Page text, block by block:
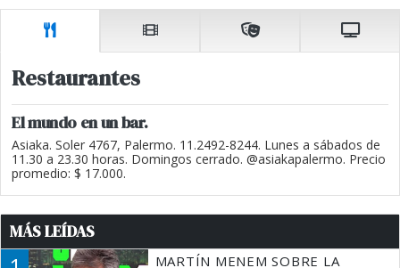
Restaurantes
El mundo en un bar.
Asiaka. Soler 4767, Palermo. 11.2492-8244. Lunes a sábados de
11.30 a 23.30 horas. Domingos cerrado. @asiakapalermo. Precio
promedio: $ 17.000.
MÁS LEÍDAS
MARTÍN MENEM SOBRE LA